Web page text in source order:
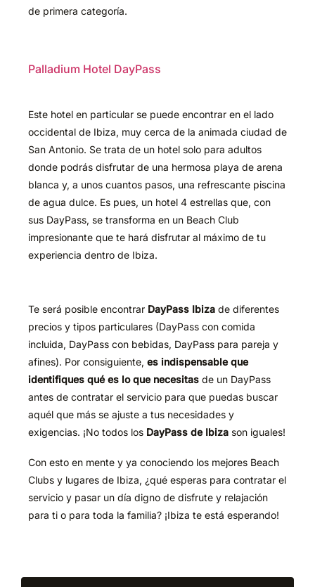
de primera categoría.
Palladium Hotel DayPass
Este hotel en particular se puede encontrar en el lado
occidental de Ibiza, muy cerca de la animada ciudad de
San Antonio. Se trata de un hotel solo para adultos
donde podrás disfrutar de una hermosa playa de arena
blanca y, a unos cuantos pasos, una refrescante piscina
de agua dulce. Es pues, un hotel 4 estrellas que, con
sus DayPass, se transforma en un Beach Club
impresionante que te hará disfrutar al máximo de tu
experiencia dentro de Ibiza.
Te será posible encontrar DayPass Ibizade diferentes
precios y tipos particulares (DayPass con comida
incluida, DayPass con bebidas, DayPass para pareja y
afines). Por consiguiente, es indispensable que
identifiques quées lo que necesitas de un DayPass
antes de contratar el servicio para que puedas buscar
aquél que más se ajuste a tus necesidades y
exigencias. ¡No todos los DayPass de Ibizason iguales!
Con esto en mente y ya conociendo los mejores Beach
Clubs y lugares de Ibiza, ¿qué esperas para contratar el
servicio y pasar un día digno de disfrute y relajación
para ti o para toda la familia? ¡Ibiza te está esperando!